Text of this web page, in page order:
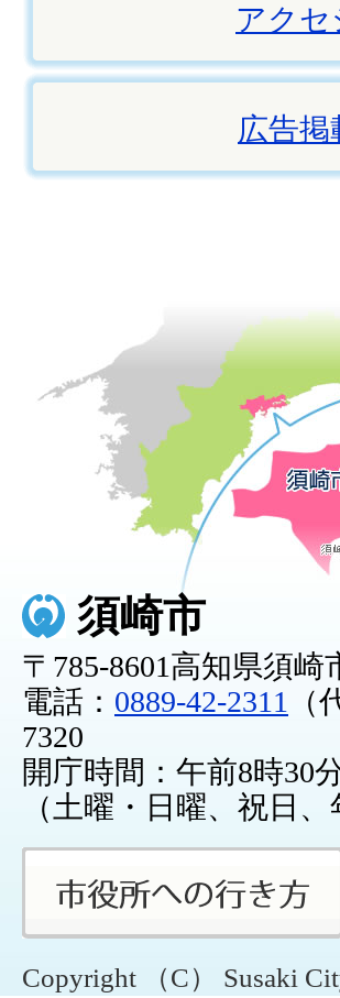
アクセ
広告
須崎市
〒785-8601高知県須崎
電話： 0889-42-2311
7320
開庁時間：午前8時30
（土曜・日曜、祝日
Copyright （C） Susaki